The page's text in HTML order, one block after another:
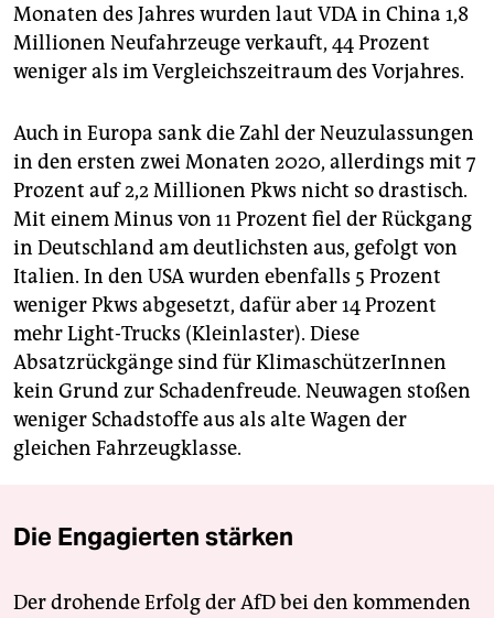
Monaten des Jahres wurden laut VDA in China 1,8
Millionen Neufahrzeuge verkauft, 44 Prozent
weniger als im Vergleichszeitraum des Vorjahres.
Auch in Europa sank die Zahl der Neuzulassungen
in den ersten zwei Monaten 2020, allerdings mit 7
Prozent auf 2,2 Millionen Pkws nicht so drastisch.
Mit einem Minus von 11 Prozent fiel der Rückgang
in Deutschland am deutlichsten aus, gefolgt von
Italien. In den USA wurden ebenfalls 5 Prozent
weniger Pkws abgesetzt, dafür aber 14 Prozent
mehr Light-Trucks (Kleinlaster). Diese
Absatzrückgänge sind für KlimaschützerInnen
kein Grund zur Schadenfreude. Neuwagen stoßen
weniger Schadstoffe aus als alte Wagen der
gleichen Fahrzeugklasse.
Die Engagierten stärken
Der drohende Erfolg der AfD bei den kommenden